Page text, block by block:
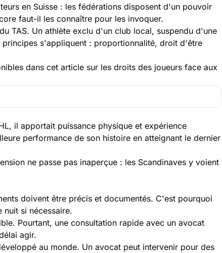
en Suisse : les fédérations disposent d'un pouvoir
faut-il les connaître pour les invoquer.
TAS. Un athlète exclu d'un club local, suspendu d'une
s'appliquent : proportionnalité, droit d'être
dans cet article sur les droits des joueurs face aux
il apportait puissance physique et expérience
performance de son histoire en atteignant le dernier
ne passe pas inaperçue : les Scandinaves y voient
doivent être précis et documentés. C'est pourquoi
si nécessaire.
Pourtant, une consultation rapide avec un avocat
agir.
au monde. Un avocat peut intervenir pour des